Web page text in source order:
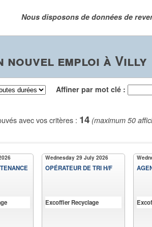
Nous disposons de données de
nouvel emploi à Villy
Affiner par mot clé :
avec vos critères : 14 (maximum 50
Wednesday 29 July 2026
OPÉRATEUR DE TRI H/F
Excoffier Recyclage